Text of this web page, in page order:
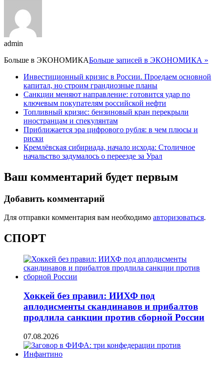
admin
Больше в ЭКОНОМИКАБольше записей в ЭКОНОМИКА »
Инвестиционный кризис в России. Проедаем основной
капитал, но строим грандиозные планы
Санкции меняют направление: готовится удар по
ключевым покупателям российской нефти
Топливный кризис: бензиновый кран перекрыли
иностранцам и спекулянтам
Приближается эра цифрового рубля: в чем плюсы и
риски
Кремлёвская сибириада, начало исхода: Столичное
начальство задумалось о переезде за Урал
Ваш комментарий будет первым
Добавить комментарий
Для отправки комментария вам необходимо авторизоваться.
СПОРТ
Хоккей без правил: ИИХФ под
аплодисменты скандинавов и прибалтов
продлила санкции против сборной России
07.08.2026